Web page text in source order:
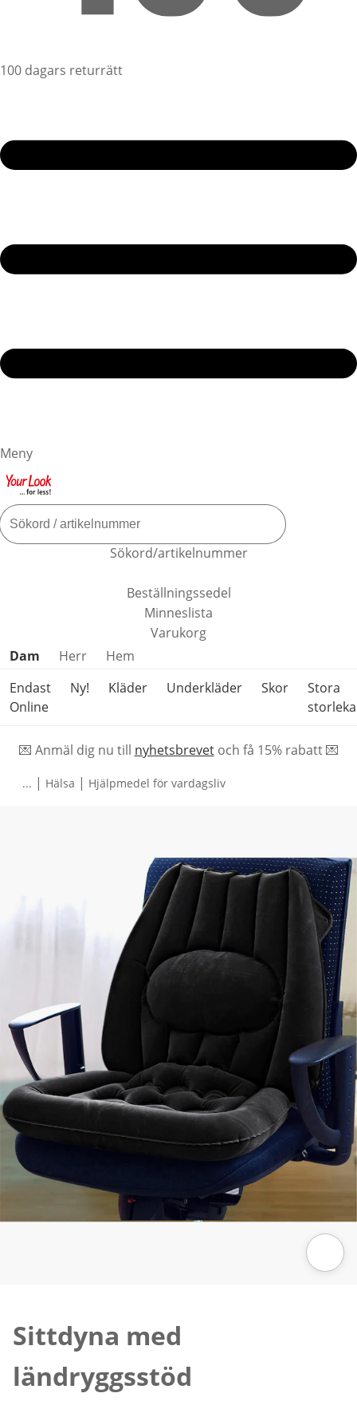
100 dagars returrätt
Meny
Sökord/artikelnummer
Beställningssedel
Minneslista
Varukorg
Hoppa över produktkategorier
Dam Herr
Hem
Endast
Online
Ny! Kläder Underkläder Skor
Stora
💌 Anmäl dig nu till nyhetsbrevetoch få 15% rabatt 💌
... | Hälsa | Hjälpmedel för vardagsliv
Sittdyna med
ländryggsstöd